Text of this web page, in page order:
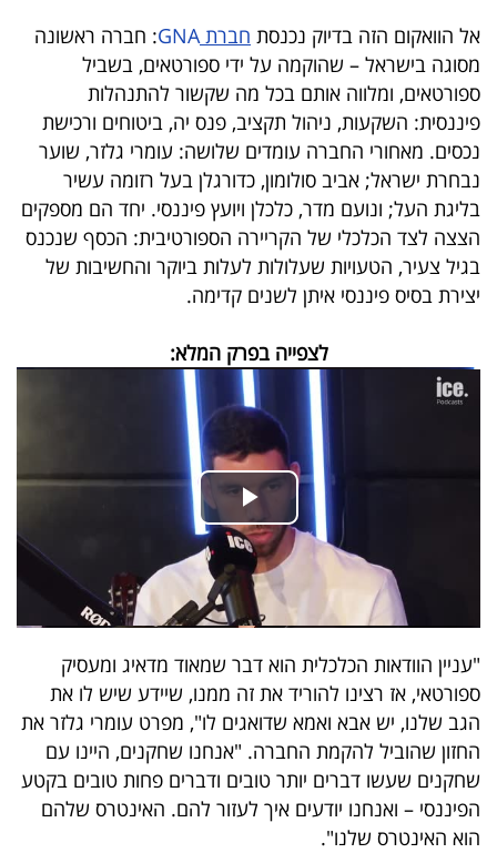
תרבות
ופנאי
תיירות
TOP-
5
המילון
פודקאסט
פעולה
דרושים
ניוזלטרים
אל הוואקום הזה בדיוק נכנסת חברתGNA: חברה ראשונה
מסוגה בישראל – שהוקמה על ידי ספורטאים, בשביל
ספורטאים, ומלווה אותם בכל מה שקשור להתנהלות
פיננסית: השקעות, ניהול תקציב, פנס יה, ביטוחים ורכישת
נכסים. מאחורי החברה עומדים שלושה: עומרי גלזר, שוער
נבחרת ישראל; אביב סולומון, כדורגלן בעל רזומה עשיר
בליגת העל; ונועם מדר, כלכלן ויועץ פיננסי. יחד הם מספקים
הצצה לצד הכלכלי של הקריירה הספורטיבית: הכסף שנכנס
בגיל צעיר, הטעויות שעלולות לעלות ביוקר והחשיבות של
יצירת בסיס פיננסי איתן לשנים קדימה.
לצפייה בפרק המלא:
"עניין הוודאות הכלכלית הוא דבר שמאוד מדאיג ומעסיק
ספורטאי, אז רצינו להוריד את זה ממנו, שיידע שיש לו את
הגב שלנו, יש אבא ואמא שדואגים לו", מפרט עומרי גלזר את
החזון שהוביל להקמת החברה. "אנחנו שחקנים, היינו עם
שחקנים שעשו דברים יותר טובים ודברים פחות טובים בקטע
הפיננסי – ואנחנו יודעים איך לעזור להם. האינטרס שלהם
הוא האינטרס שלנו".